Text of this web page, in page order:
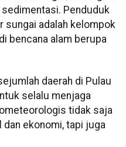
Penduduk
sungai adalah kelompok
bencana alam berupa
daerah di Pulau
selalu menjaga
tidak saja
ekonomi, tapi juga